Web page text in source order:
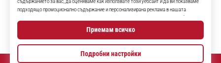
най-добрите и най-новите футболни продукти.
InstagramYouTube